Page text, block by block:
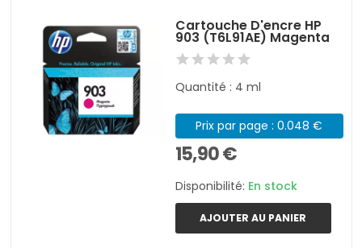
Cartouche D'encre HP
903 (T6L91AE) Magenta
Quantité : 4 ml
Prix par page : 0.048 €
15,90 €
Disponibilité: En stock
AJOUTER AU PANIER